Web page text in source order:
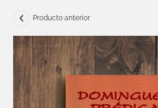
Producto anterior